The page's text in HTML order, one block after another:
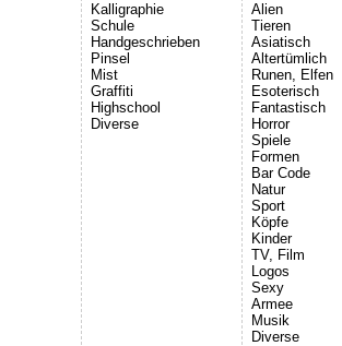
Kalligraphie
Schule
Handgeschrieben
Pinsel
Mist
Graffiti
Highschool
Diverse
Alien
Tieren
Asiatisch
Altertümlich
Runen, Elfen
Esoterisch
Fantastisch
Horror
Spiele
Formen
Bar Code
Natur
Sport
Köpfe
Kinder
TV, Film
Logos
Sexy
Armee
Musik
Diverse